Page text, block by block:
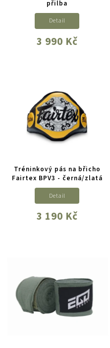
přilba
3 990 Kč
Detail
Tréninkový pás na břicho
Fairtex BPV3 - černá/zlatá
3 190 Kč
Detail